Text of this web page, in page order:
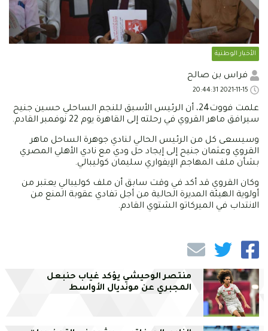
الأخبار الوطنية
فراس بن صالح
علمت فووت24، أن الرئيس الأسبق للنجم الساحلي حسين جنيح
سيرافق ماهر القروي في رحلته إلى القاهرة يوم 22 نوفمبر القادم.
وسيسعى كل من الرئيس الحالي لنادي جوهرة الساحل ماهر
القروي وعثمان جنيح إلى إيجاد حل ودي مع نادي الأهلي المصري
بشأن ملف المهاجم الإيفواري سليمان كوليبالي.
وكان القروي قد أكد في وقت سابق أن ملف كوليبالي يعتبر من
أولوية الهيئة المديرة الحالية من أجل تفادي عقوبة المنع من
الانتداب في الميركاتو الشتوي القادم.
منتصر الوحيشي يؤكد غياب حنبعل
المجبري عن مونديال الأواسط